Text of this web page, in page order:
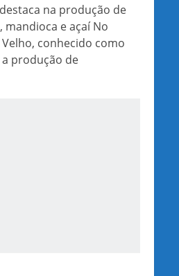
na produção de
mandioca e açaí No
conhecido como
produção de